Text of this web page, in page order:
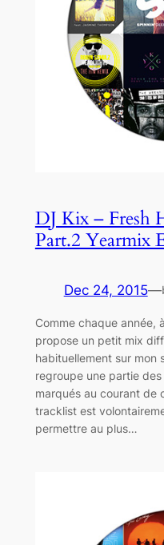
DJ Kix – Fresh
Part.2 Yearmix
Dec 24, 2015—
Comme chaque année,
propose un petit mix
habituellement sur mon
regroupe une partie
marqués au courant de
tracklist est
permettre au plus…